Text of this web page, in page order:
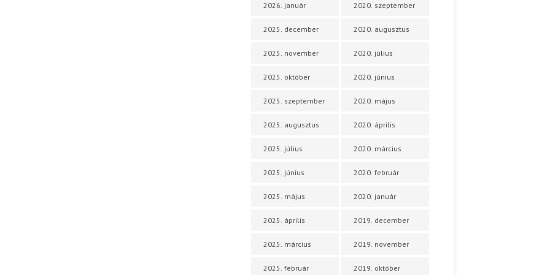
2026. január
2025. december
2025. november
2025. október
2025. szeptember
2025. augusztus
2025. július
2025. június
2025. május
2025. április
2025. március
2025. február
2020. szeptember
2020. augusztus
2020. július
2020. június
2020. május
2020. április
2020. március
2020. február
2020. január
2019. december
2019. november
2019. október